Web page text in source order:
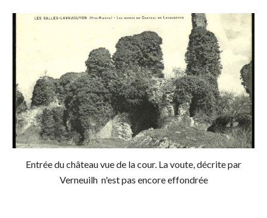
Entrée du château vue de la cour. La voute, décrite par
Verneuilh n'est pas encore effondrée